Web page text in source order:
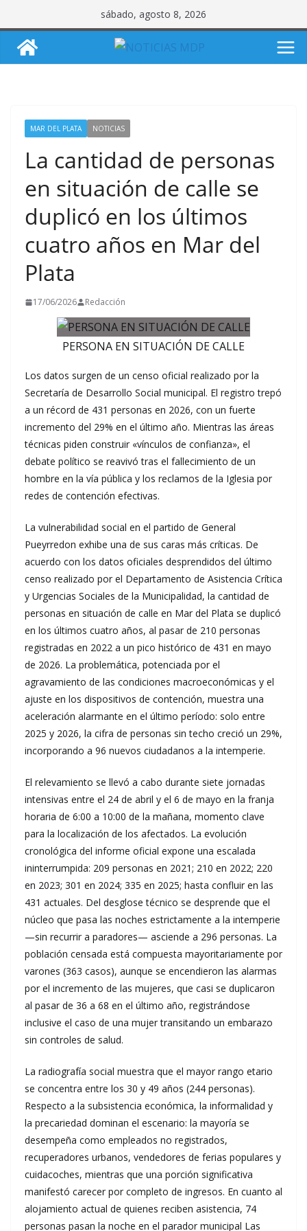
al
contenido
sábado, agosto 8, 2026
MAR DEL PLATA NOTICIAS
La cantidad de personas
en situación de calle se
duplicó en los últimos
cuatro años en Mar del
Plata
17/06/2026 Redacción
PERSONA EN SITUACIÓN DE CALLE
Los datos surgen de un censo oficial realizado por la
Secretaría de Desarrollo Social municipal. El registro trepó
a un récord de 431 personas en 2026, con un fuerte
incremento del 29% en el último año. Mientras las áreas
técnicas piden construir «vínculos de confianza», el
debate político se reavivó tras el fallecimiento de un
hombre en la vía pública y los reclamos de la Iglesia por
redes de contención efectivas.
La vulnerabilidad social en el partido de General
Pueyrredon exhibe una de sus caras más críticas. De
acuerdo con los datos oficiales desprendidos del último
censo realizado por el Departamento de Asistencia Crítica
y Urgencias Sociales de la Municipalidad, la cantidad de
personas en situación de calle en Mar del Plata se duplicó
en los últimos cuatro años, al pasar de 210 personas
registradas en 2022 a un pico histórico de 431 en mayo
de 2026. La problemática, potenciada por el
agravamiento de las condiciones macroeconómicas y el
ajuste en los dispositivos de contención, muestra una
aceleración alarmante en el último período: solo entre
2025 y 2026, la cifra de personas sin techo creció un 29%,
incorporando a 96 nuevos ciudadanos a la intemperie.
El relevamiento se llevó a cabo durante siete jornadas
intensivas entre el 24 de abril y el 6 de mayo en la franja
horaria de 6:00 a 10:00 de la mañana, momento clave
para la localización de los afectados. La evolución
cronológica del informe oficial expone una escalada
ininterrumpida: 209 personas en 2021; 210 en 2022; 220
en 2023; 301 en 2024; 335 en 2025; hasta confluir en las
431 actuales. Del desglose técnico se desprende que el
núcleo que pasa las noches estrictamente a la intemperie
—sin recurrir a paradores— asciende a 296 personas. La
población censada está compuesta mayoritariamente por
varones (363 casos), aunque se encendieron las alarmas
por el incremento de las mujeres, que casi se duplicaron
al pasar de 36 a 68 en el último año, registrándose
inclusive el caso de una mujer transitando un embarazo
sin controles de salud.
La radiografía social muestra que el mayor rango etario
se concentra entre los 30 y 49 años (244 personas).
Respecto a la subsistencia económica, la informalidad y
la precariedad dominan el escenario: la mayoría se
desempeña como empleados no registrados,
recuperadores urbanos, vendedores de ferias populares y
cuidacoches, mientras que una porción significativa
manifestó carecer por completo de ingresos. En cuanto al
alojamiento actual de quienes reciben asistencia, 74
personas pasan la noche en el parador municipal Las